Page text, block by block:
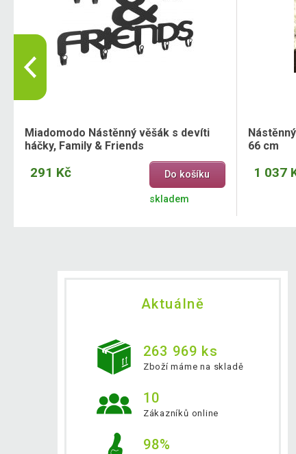
Miadomodo Nástěnný věšák s devíti
háčky, Family & Friends
291 Kč Do košíku
skladem
66 cm
1 037
Aktuálně
263 969 ks
Zboží máme na skladě
10
Zákazníků online
98%